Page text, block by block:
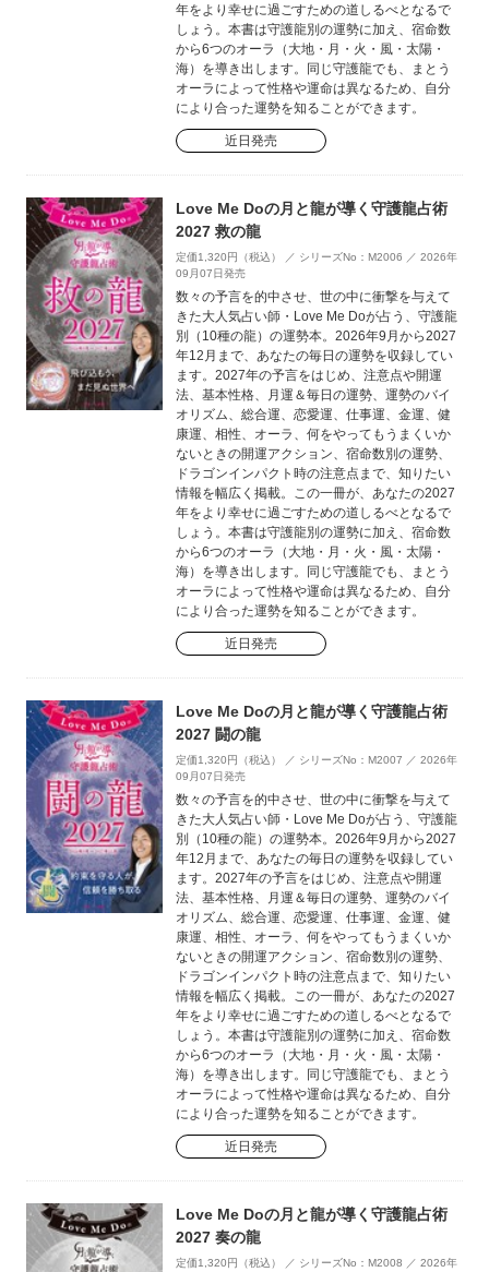
年をより幸せに過ごすための道しるべとなるで
しょう。本書は守護龍別の運勢に加え、宿命数
から6つのオーラ（大地・月・火・風・太陽・
海）を導き出します。同じ守護龍でも、まとう
オーラによって性格や運命は異なるため、自分
により合った運勢を知ることができます。
近日発売
Love Me Doの月と龍が導く守護龍占術
2027 救の龍
定価1,320円（税込） ／ シリーズNo：M2006 ／ 2026年
09月07日発売
数々の予言を的中させ、世の中に衝撃を与えて
きた大人気占い師・Love Me Doが占う、守護龍
別（10種の龍）の運勢本。2026年9月から2027
年12月まで、あなたの毎日の運勢を収録してい
ます。2027年の予言をはじめ、注意点や開運
法、基本性格、月運＆毎日の運勢、運勢のバイ
オリズム、総合運、恋愛運、仕事運、金運、健
康運、相性、オーラ、何をやってもうまくいか
ないときの開運アクション、宿命数別の運勢、
ドラゴンインパクト時の注意点まで、知りたい
情報を幅広く掲載。この一冊が、あなたの2027
年をより幸せに過ごすための道しるべとなるで
しょう。本書は守護龍別の運勢に加え、宿命数
から6つのオーラ（大地・月・火・風・太陽・
海）を導き出します。同じ守護龍でも、まとう
オーラによって性格や運命は異なるため、自分
により合った運勢を知ることができます。
近日発売
Love Me Doの月と龍が導く守護龍占術
2027 闘の龍
定価1,320円（税込） ／ シリーズNo：M2007 ／ 2026年
09月07日発売
数々の予言を的中させ、世の中に衝撃を与えて
きた大人気占い師・Love Me Doが占う、守護龍
別（10種の龍）の運勢本。2026年9月から2027
年12月まで、あなたの毎日の運勢を収録してい
ます。2027年の予言をはじめ、注意点や開運
法、基本性格、月運＆毎日の運勢、運勢のバイ
オリズム、総合運、恋愛運、仕事運、金運、健
康運、相性、オーラ、何をやってもうまくいか
ないときの開運アクション、宿命数別の運勢、
ドラゴンインパクト時の注意点まで、知りたい
情報を幅広く掲載。この一冊が、あなたの2027
年をより幸せに過ごすための道しるべとなるで
しょう。本書は守護龍別の運勢に加え、宿命数
から6つのオーラ（大地・月・火・風・太陽・
海）を導き出します。同じ守護龍でも、まとう
オーラによって性格や運命は異なるため、自分
により合った運勢を知ることができます。
近日発売
Love Me Doの月と龍が導く守護龍占術
2027 奏の龍
定価1,320円（税込） ／ シリーズNo：M2008 ／ 2026年